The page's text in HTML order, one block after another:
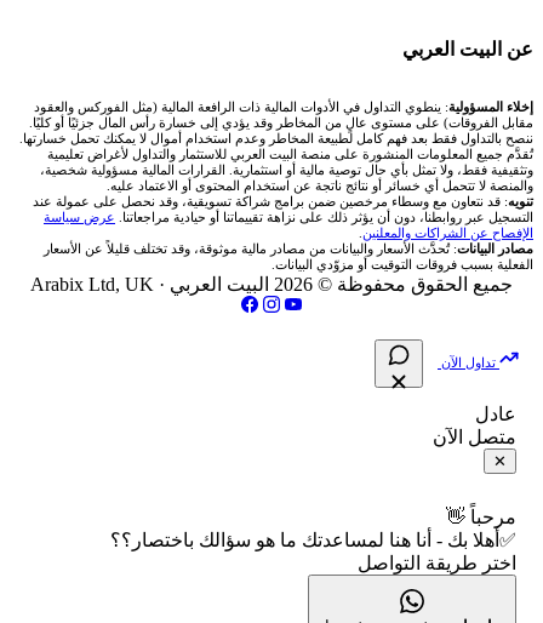
اكس تي بي XTB
انتراكتيف بروكرز IBKR
شركات تداول في الأردن
شركات تداول في العراق
شركات تداول في فلسطين
🇪🇬 البورصة المصرية
🇶🇦 بورصة قطر
🇯🇴 بورصة عمّان
🇧🇭 بورصة البحرين
فحص الأسهم الأمريكية الشرعي
📋 جميع الأسهم
🕌 الأسهم الحلال
👨‍🏫 العلماء والهيئات الشرعية
🧮 حاسبة حجم اللوت
📊 حاسبة قيمة النقطة
💰 حاسبة ربح الفوركس
📌 حاسبة النقاط المحورية
📏 حاسبة حجم المركز
📈 حاسبة عائد التداول
📊 حاسبة الربح التراكمي
🧮 حاسبة متوسط سعر السهم
📅 التقويم الاقتصادي
🏆 لوحة المحلّلين
✍️ اكتب تحليلك
🌐 المؤشرات العالمية
🥇 سعر الذهب اليوم
🥇 أسعار الذهب والمعادن
💱 أسعار العملات والفوركس
💵 سعر الريال السعودي في مصر
📅 المؤشرات الاقتصادية
عن البيت العربي
من نحن
تواصل معنا
فريق المؤلفين
مقالات تعليمية
سياسة تقييم الشركات
الإبلاغ عن شركة نصابة
شروط الاستخدام
سياسة الخصوصية
إخلاء المسؤولية: ينطوي التداول في الأدوات المالية ذات الرافعة المالية (مثل الفوركس والعقود
مقابل الفروقات) على مستوى عالٍ من المخاطر وقد يؤدي إلى خسارة رأس المال جزئيًا أو كليًا.
ننصح بالتداول فقط بعد فهم كامل لطبيعة المخاطر وعدم استخدام أموال لا يمكنك تحمل خسارتها.
تُقدَّم جميع المعلومات المنشورة على منصة البيت العربي للاستثمار والتداول لأغراض تعليمية
وتثقيفية فقط، ولا تمثل بأي حال توصية مالية أو استثمارية. القرارات المالية مسؤولية شخصية،
والمنصة لا تتحمل أي خسائر أو نتائج ناتجة عن استخدام المحتوى أو الاعتماد عليه.
تنويه: قد نتعاون مع وسطاء مرخصين ضمن برامج شراكة تسويقية، وقد نحصل على عمولة عند
التسجيل عبر روابطنا، دون أن يؤثر ذلك على نزاهة تقييماتنا أو حيادية مراجعاتنا. عرض سياسة
الإفصاح عن الشراكات والمعلنين
مصادر البيانات: تُحدَّث الأسعار والبيانات من مصادر مالية موثوقة، وقد تختلف قليلاً عن الأسعار
الفعلية بسبب فروقات التوقيت أو مزوّدي البيانات.
جميع الحقوق محفوظة © 2026 البيت العربي · Arabix Ltd, UK
تداول الآن
عادل
متصل الآن
✕
مرحباً 👋
✅أهلا بك - أنا هنا لمساعدتك ما هو سؤالك باختصار؟؟
اختر طريقة التواصل